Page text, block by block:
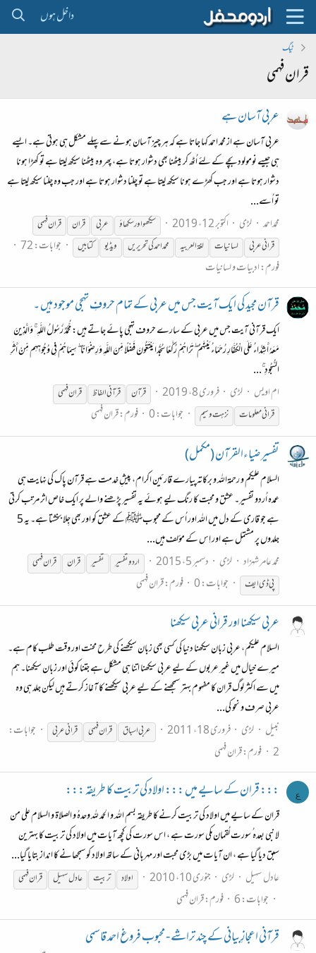
داخل ہوں
ٹیگ
قران فہمی
عربی آسان ہے
عربی آسان ہے از محمد احمد کہا جاتا ہے کہ ہر چیز آسان ہونے سے پہلے مشکل ہی ہوتی ہے۔ ایسے
ہی جیسے نومولود بچے کے لئے اُٹھ کر بیٹھنا بھی دشوار ہوتا ہے، پھر وہ بیٹھنا سیکھ لیتا ہے تو کھڑا ہونا
دشوار ہوتا ہے اور جب کھڑے ہونا سیکھ لیتا ہے تو چلنا دشوار ہوتا ہے اور جب وہ چلنا سیکھ لیتا ہے
تو اُسے...
محمداحمد لڑی اکتوبر 12، 2019 سیکھو اور سکھاؤ عربی قران قرانفہمی
قرانی عربی لسانیات لغۃ العربیہ محمد احمد کی تحریریں ویڈیو کتابیں
جوابات: 72
فورم:ادبیات و لسانیات
قرآن مجید کی ایک آیت جس میں عربی کے تمام حروفِ تہجی موجود ہیں ۔
ایک قرآنی آیت جس میں عربی کے سارے حروف تہجی پائے جاتے ہیں: مُّحَمَّدٌ رَّسُولُ اللَّهِ ۚ وَالَّذِينَ
مَعَهُ أَشِدَّاءُ عَلَى الْكُفَّارِ رُحَمَاءُ بَيْنَهُمْ ۖ تَرَاهُمْ رُكَّعًا سُجَّدًا يَبْتَغُونَ فَضْلًا مِّنَ اللَّهِ وَرِضْوَانًا ۖ سِيمَاهُمْ فِي وُجُوهِهِم مِّنْ أَثَرِ
السُّجُودِ ۚ...
ام اویس
لڑی فروری 8، 2019 قرآن قرآنی الفاظ قرانفہمی
قرانی معلومات نزہت وسیم جوابات: 0 فورم:قران فہمی
تفسیر ضیاءالقرآن (مکمل)
السلام علیکم و رحمۃاللہ و برکاته پیارے قارئین اکرام، پیشِ خدمت ہے قرآن پاک کی نہایت ہی
عمدہ اُردو تفسیر۔ عشق و محبت کا رنگ لیے ہوئے یہ تفسیر پڑھنے والے پر ایک خاص اثر مرتب کرتی
ہے جو قاری کے دل میں اللہ اور اُس کے محبوبﷺ کے عشق کو اور بھی جِلا بخشتا ہے۔ یہ 5
جلدوں پر مشتمل ہے اور اِس کے مؤلف ہیں...
محمد عامر شہزاد لڑی دسمبر 5، 2015 اردوتفسیر تفسیر قران قرانفہمی
پی ڈی ایف
جوابات: 0 فورم:قران فہمی
عربی سیکھنا اور قرانی عربی سیکھنا
السلام علیکم، عربی زبان سیکھنا دنیا کی کسی بھی زبان سیکھنے کی طرح محنت اور وقت طلب کام ہے۔
میرے خیال میں غیر عربوں کے لیے عربی سیکھنا اتنا ہی مشکل ہے جتنا کوئی اور زبان سیکھنا۔ ہم
میں سے اکثر لوگ قران کا مفہوم بہتر سمجھنے کے لیے عربی سیکھنے کا آغاز کرتے ہیں لیکن جلد ہی وہ
عربی صرف و نحو کی...
نبیل
لڑی فروری 18، 2011 عربی اسباق قرانفہمی قرانی عربی
جوابات:
2 فورم:قران فہمی
ع ::: قران کے سایے میں ::: اولاد کی تربیت کا طریقہ :::
قران کے سایے میں اولاد کی تربیت کرنے کا طریقہ بسم اللہ و الحمد للہ وحدہُ و الصلاۃ و السلام علی من
لا نبی بعدہ ُ سورت لُقمان مکی سورت ہے ، اس سورت کی کچھ آیات میں اولاد کی تربیت کا بہترین
سبق دیا گیا ہے ، ان آیات میں بڑی محبت اور مہربانی کے ساتھ اولاد کو سمجھانے کا انداز بتایا گیا...
عادل ـ سہیل
لڑی جنوری 10، 2010 اولاد تربیت عادل سہیل قرانفہمی
جوابات: 6 فورم:قران فہمی
قرآنی اعجازِبیانی کے چند تراشے - محبوب فروغ احمد قاسمی